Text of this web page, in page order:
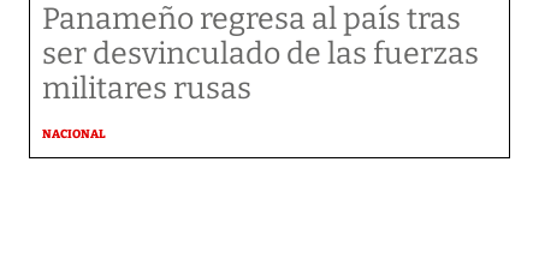
Panameño regresa al país tras
ser desvinculado de las fuerzas
militares rusas
NACIONAL